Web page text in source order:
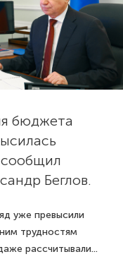
бюджета
Беглов.
уже превысили
трудностям
рассчитывали...